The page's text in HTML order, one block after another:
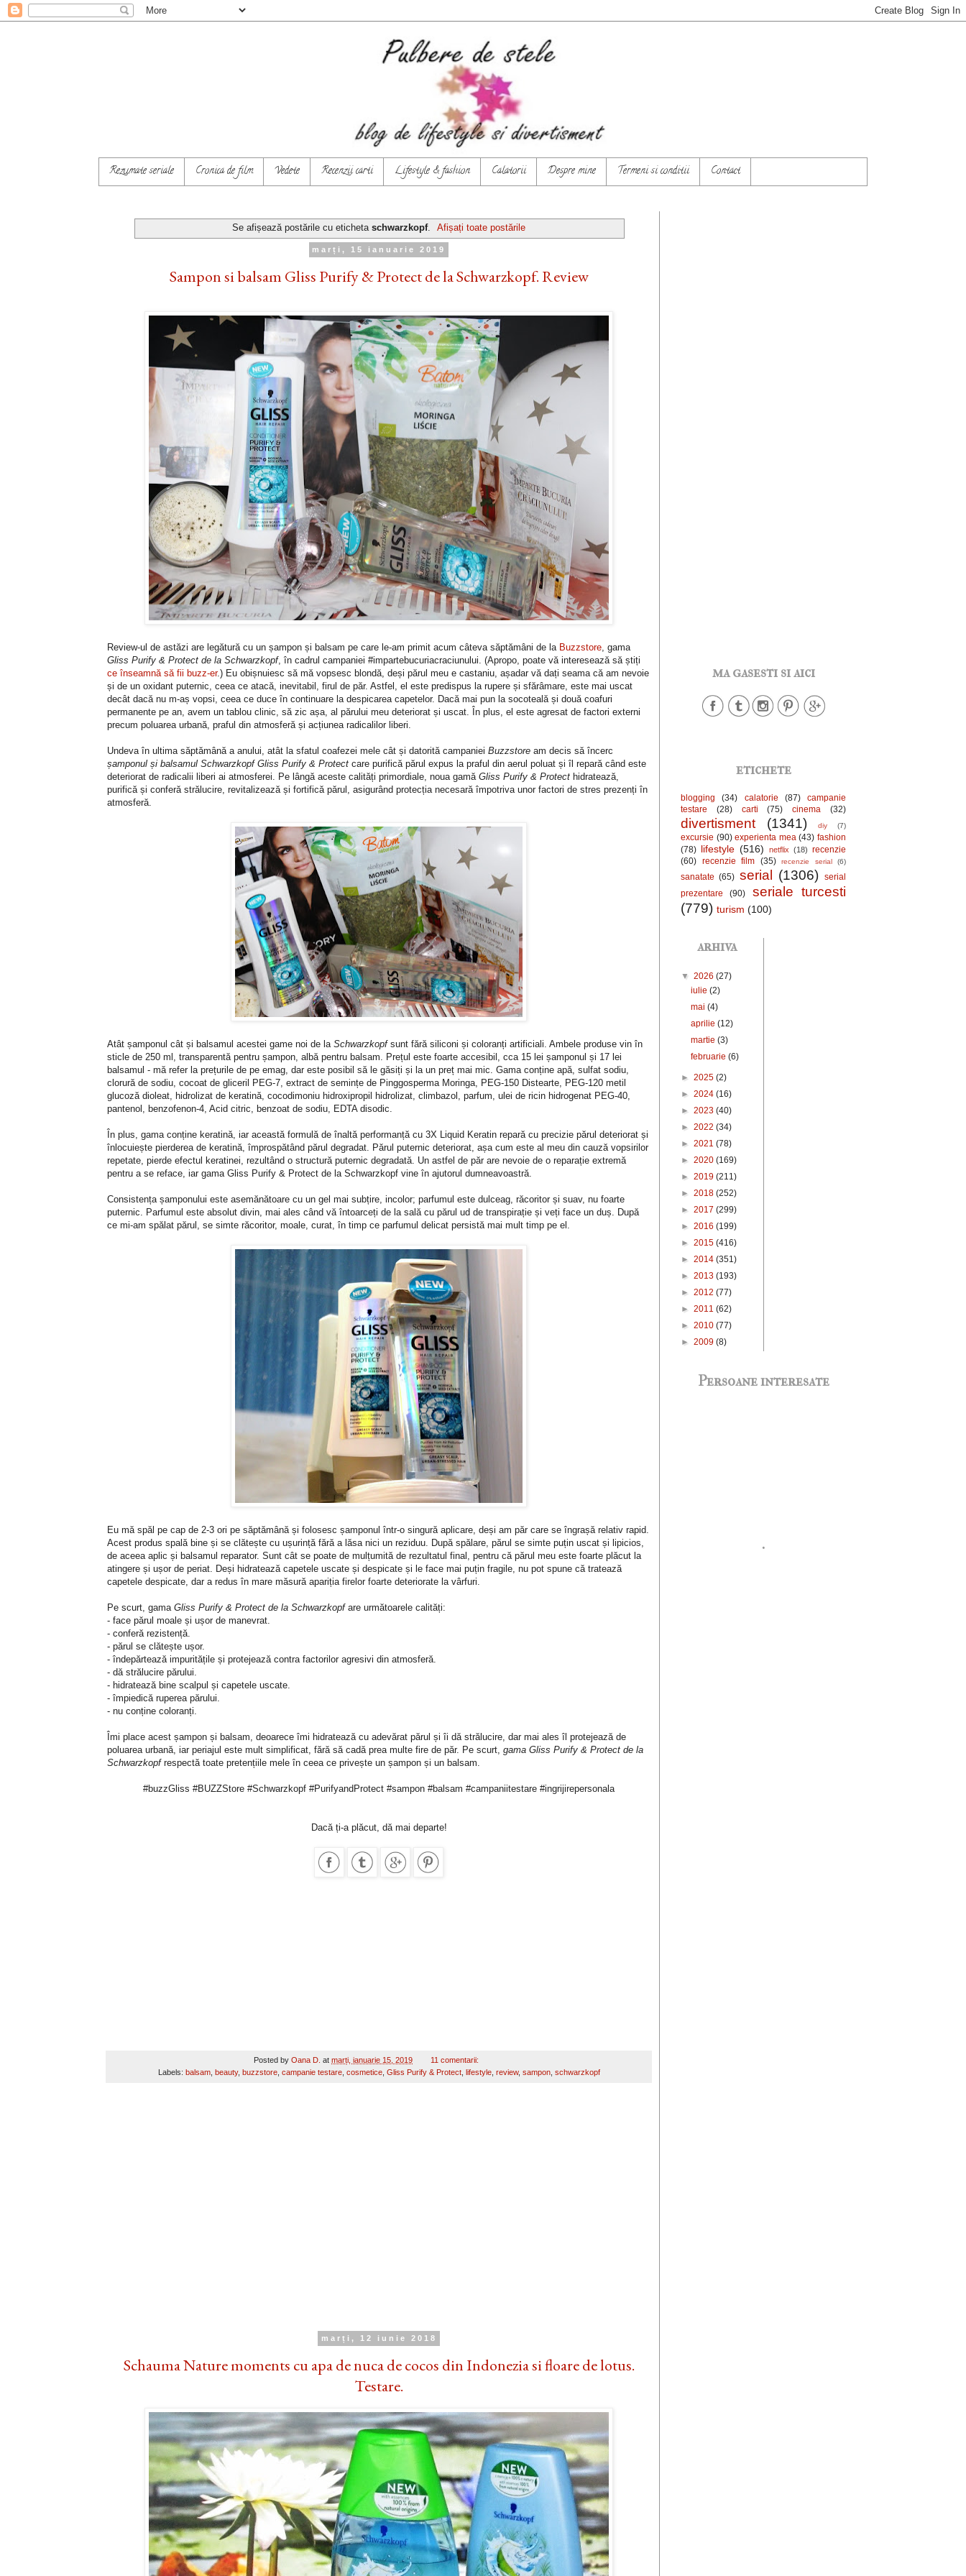
Rezumate seriale Cronica de film Vedete Recenzii carti Lifestyle & fashion Calatorii Despre mine Termeni si conditii Contact
Se afișează postările cu eticheta schwarzkopf. Afișați toate postările
marți, 15 ianuarie 2019
Sampon si balsam Gliss Purify & Protect de la Schwarzkopf. Review
Review-ul de astăzi are legătură cu un șampon și balsam pe care le-am primit acum câteva săptămâni de la Buzzstore, gama
Gliss Purify & Protect de la Schwarzkopf, în cadrul campaniei #impartebucuriacraciunului. (Apropo, poate vă interesează să știți
ce înseamnă să fii buzz-er.) Eu obișnuiesc să mă vopsesc blondă, deși părul meu e castaniu, așadar vă dați seama că am nevoie
și de un oxidant puternic, ceea ce atacă, inevitabil, firul de păr. Astfel, el este predispus la rupere și sfărâmare, este mai uscat
decât dacă nu m-aș vopsi, ceea ce duce în continuare la despicarea capetelor. Dacă mai pun la socoteală și două coafuri
permanente pe an, avem un tablou clinic, să zic așa, al părului meu deteriorat și uscat. În plus, el este agresat de factori externi
precum poluarea urbană, praful din atmosferă și acțiunea radicalilor liberi.
Undeva în ultima săptămână a anului, atât la sfatul coafezei mele cât și datorită campaniei Buzzstore am decis să încerc
șamponul și balsamul Schwarzkopf Gliss Purify & Protect care purifică părul expus la praful din aerul poluat și îl repară când este
deteriorat de radicalii liberi ai atmosferei. Pe lângă aceste calități primordiale, noua gamă Gliss Purify & Protect hidratează,
purifică și conferă strălucire, revitalizează și fortifică părul, asigurând protecția necesară împotriva unor factori de stres prezenți în
atmosferă.
Atât șamponul cât și balsamul acestei game noi de la Schwarzkopf sunt fără siliconi și coloranți artificiali. Ambele produse vin în
sticle de 250 ml, transparentă pentru șampon, albă pentru balsam. Prețul este foarte accesibil, cca 15 lei șamponul și 17 lei
balsamul - mă refer la prețurile de pe emag, dar este posibil să le găsiți și la un preț mai mic. Gama conține apă, sulfat sodiu,
clorură de sodiu, cocoat de gliceril PEG-7, extract de semințe de Pinggosperma Moringa, PEG-150 Distearte, PEG-120 metil
glucoză dioleat, hidrolizat de keratină, cocodimoniu hidroxipropil hidrolizat, climbazol, parfum, ulei de ricin hidrogenat PEG-40,
pantenol, benzofenon-4, Acid citric, benzoat de sodiu, EDTA disodic.
În plus, gama conține keratină, iar această formulă de înaltă performanță cu 3X Liquid Keratin repară cu precizie părul deteriorat și
înlocuiește pierderea de keratină, împrospătând părul degradat. Părul puternic deteriorat, așa cum este al meu din cauză vopsirilor
repetate, pierde efectul keratinei, rezultând o structură puternic degradată. Un astfel de păr are nevoie de o reparație extremă
pentru a se reface, iar gama Gliss Purify & Protect de la Schwarzkopf vine în ajutorul dumneavoastră.
Consistența șamponului este asemănătoare cu un gel mai subțire, incolor; parfumul este dulceag, răcoritor și suav, nu foarte
puternic. Parfumul este absolut divin, mai ales când vă întoarceți de la sală cu părul ud de transpirație și veți face un duș. După
ce mi-am spălat părul, se simte răcoritor, moale, curat, în timp ce parfumul delicat persistă mai mult timp pe el.
Eu mă spăl pe cap de 2-3 ori pe săptămână și folosesc șamponul într-o singură aplicare, deși am păr care se îngrașă relativ rapid.
Acest produs spală bine și se clătește cu ușurință fără a lăsa nici un reziduu. După spălare, părul se simte puțin uscat și lipicios,
de aceea aplic și balsamul reparator. Sunt cât se poate de mulțumită de rezultatul final, pentru că părul meu este foarte plăcut la
atingere și ușor de periat. Deși hidratează capetele uscate și despicate și le face mai puțin fragile, nu pot spune că tratează
capetele despicate, dar a redus în mare măsură apariția firelor foarte deteriorate la vârfuri.
Pe scurt, gama Gliss Purify & Protect de la Schwarzkopfare următoarele calități:
- face părul moale și ușor de manevrat.
- conferă rezistență.
- părul se clătește ușor.
- îndepărtează impuritățile și protejează contra factorilor agresivi din atmosferă.
- dă strălucire părului.
- hidratează bine scalpul și capetele uscate.
- împiedică ruperea părului.
- nu conține coloranți.
Îmi place acest șampon și balsam, deoarece îmi hidratează cu adevărat părul și îi dă strălucire, dar mai ales îl protejează de
poluarea urbană, iar periajul este mult simplificat, fără să cadă prea multe fire de păr. Pe scurt, gama Gliss Purify & Protect de la
Schwarzkopfrespectă toate pretențiile mele în ceea ce privește un șampon și un balsam.
#buzzGliss #BUZZStore #Schwarzkopf #PurifyandProtect #sampon #balsam #campaniitestare #ingrijirepersonala
Dacă ți-a plăcut, dă mai departe!
Posted by Oana D. at marți, ianuarie 15, 2019
11 comentarii:
Labels: balsam, beauty, buzzstore, campanie testare, cosmetice, Gliss Purify & Protect, lifestyle, review, sampon, schwarzkopf
marți, 12 iunie 2018
Schauma Nature moments cu apa de nuca de cocos din Indonezia si floare de lotus.
Testare.
ma gasesti si aici
etichete
blogging (34) calatorie (87)
campanie
testare
(28) carti (75) cinema (32)
divertisment (1341) diy (7)
excursie (90) experienta mea (43) fashion
(78) lifestyle (516) netflix (18) recenzie
(60) recenzie film (35) recenzie serial (6)
sanatate (65) serial (1306) serial
prezentare
(90)
seriale turcesti
(779) turism (100)
arhiva
▼ 2026 (27)
iulie(2)
mai(4)
aprilie(12)
martie(3)
februarie(6)
► 2025 (2)
► 2024 (16)
► 2023 (40)
► 2022 (34)
► 2021 (78)
► 2020 (169)
► 2019 (211)
► 2018 (252)
► 2017 (299)
► 2016 (199)
► 2015 (416)
► 2014 (351)
► 2013 (193)
► 2012 (77)
► 2011 (62)
► 2010 (77)
► 2009 (8)
Persoane interesate
.